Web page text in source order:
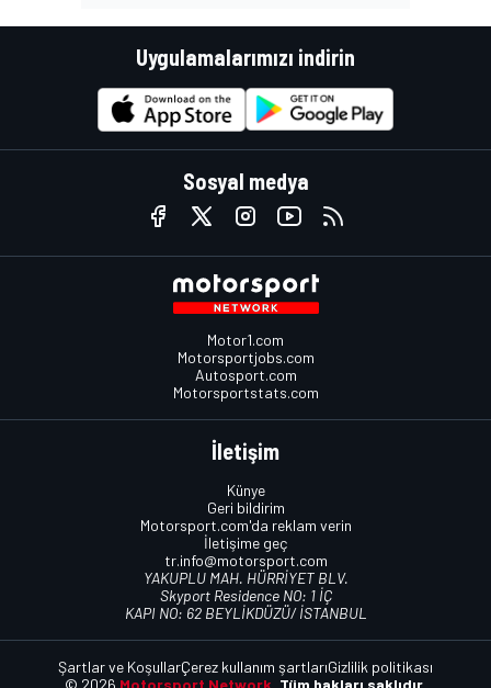
Uygulamalarımızı indirin
Sosyal medya
Motor1.com
Motorsportjobs.com
Autosport.com
Motorsportstats.com
İletişim
Künye
Geri bildirim
Motorsport.com'da reklam verin
İletişime geç
tr.info@motorsport.com
YAKUPLU MAH. HÜRRİYET BLV.
Skyport Residence NO: 1 İÇ
KAPI NO: 62 BEYLİKDÜZÜ/ İSTANBUL
© 2026 Motorsport Network. Tüm hakları saklıdır.
Şartlar ve KoşullarÇerez kullanım şartlarıGizlilik politikası